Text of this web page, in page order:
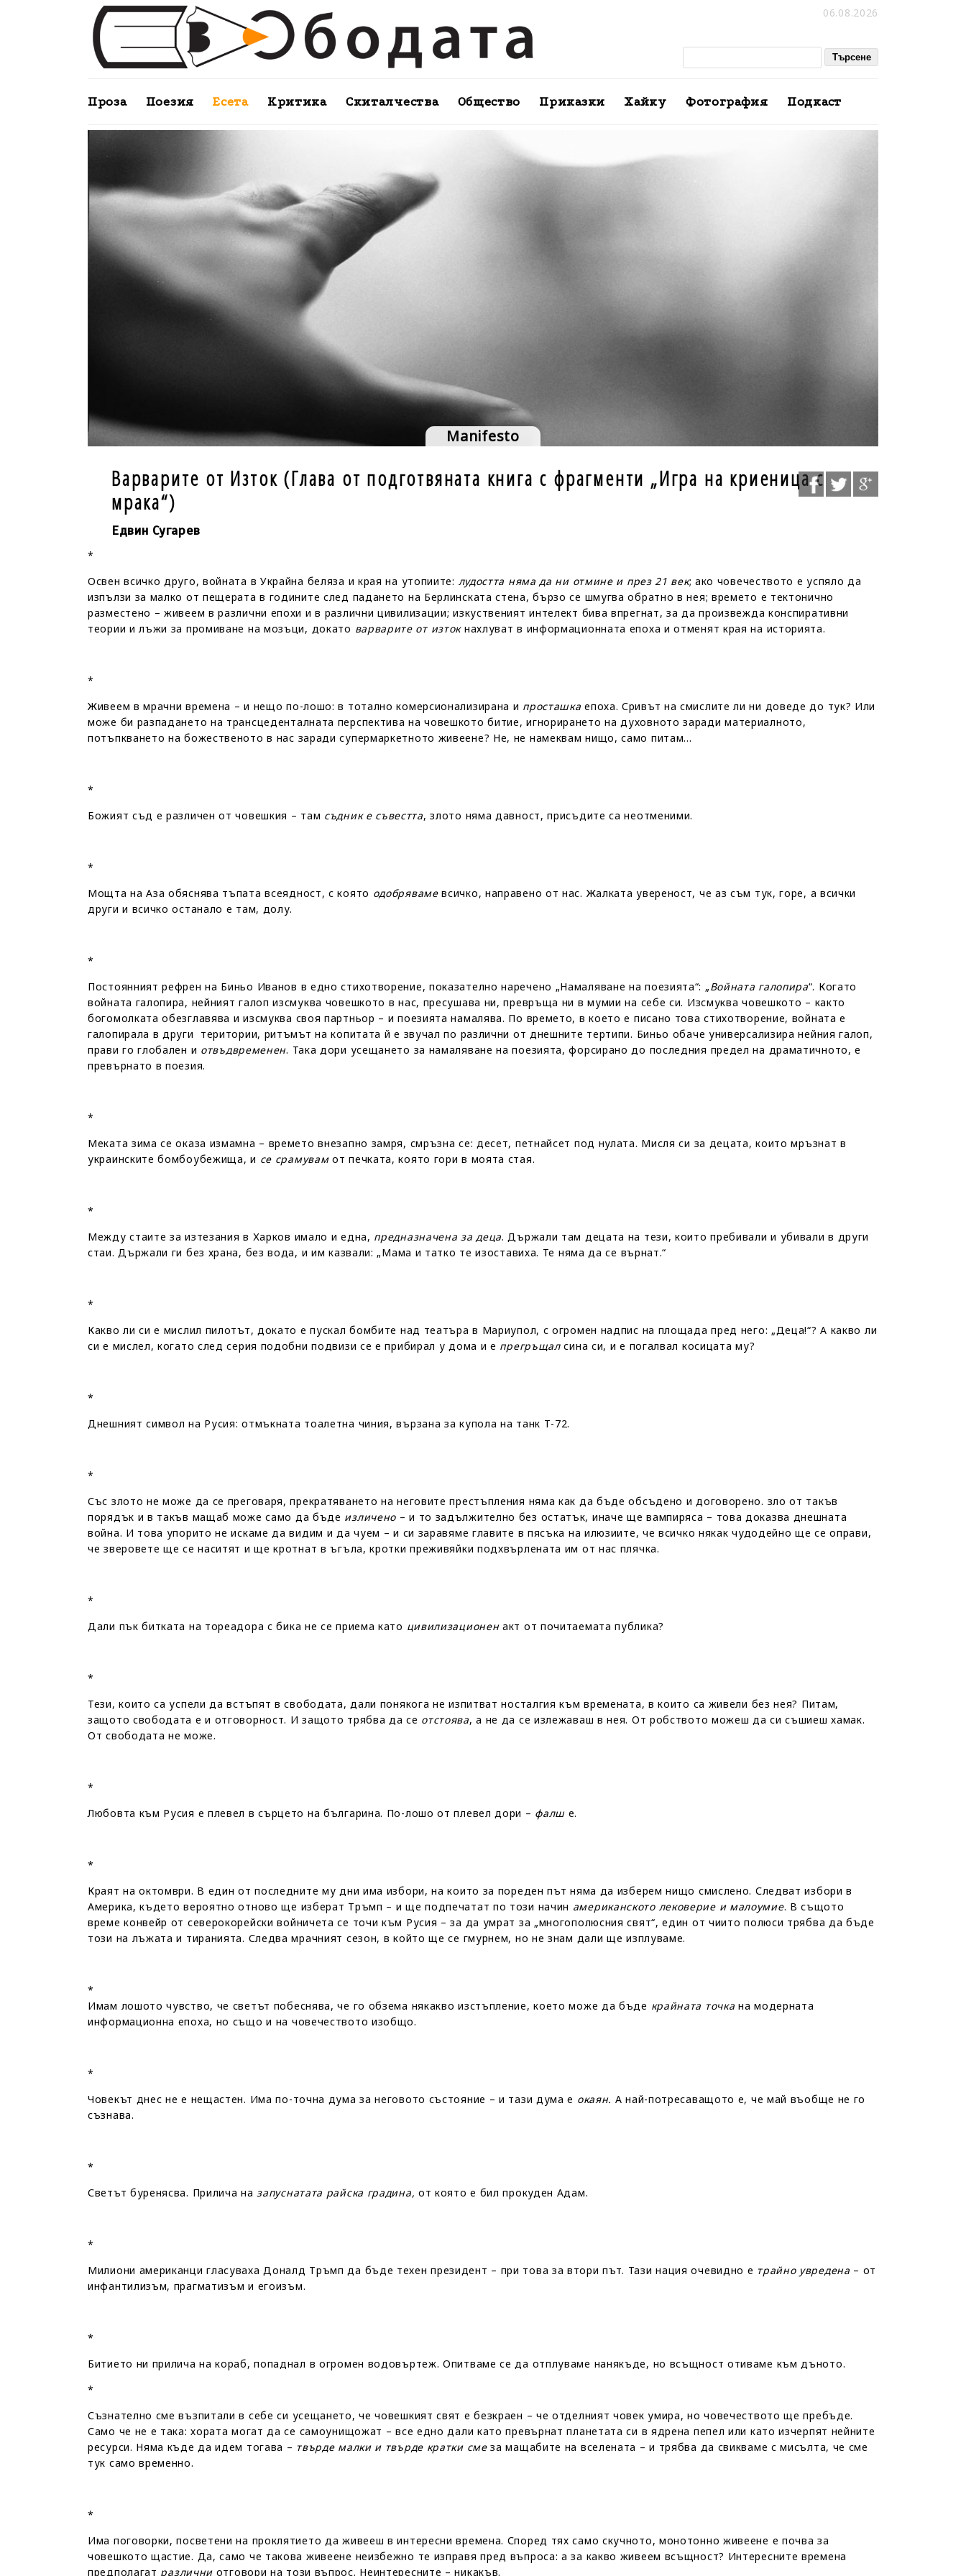
06.08.2026
Проза Поезия Есета Критика Скиталчества Общество Приказки Хайку Фотография Подкаст
Manifesto
Варварите от Изток (Глава от подготвяната книга с фрагменти „Игра на криеница с
мрака“)
Едвин Сугарев
*
Освен всичко друго, войната в Украйна беляза и края на утопиите: лудостта няма да ни отмине и през 21 век; ако човечеството е успяло да
изпълзи за малко от пещерата в годините след падането на Берлинската стена, бързо се шмугва обратно в нея; времето е тектонично
разместено – живеем в различни епохи и в различни цивилизации; изкуственият интелект бива впрегнат, за да произвежда конспиративни
теории и лъжи за промиване на мозъци, докато варварите от изтокнахлуват в информационната епоха и отменят края на историята.
*
Живеем в мрачни времена – и нещо по-лошо: в тотално комерсионализирана и просташкаепоха. Сривът на смислите ли ни доведе до тук? Или
може би разпадането на трансцеденталната перспектива на човешкото битие, игнорирането на духовното заради материалното,
потъпкването на божественото в нас заради супермаркетното живеене? Не, не намеквам нищо, само питам…
*
Божият съд е различен от човешкия – там съдник е съвестта, злото няма давност, присъдите са неотменими.
*
Мощта на Аза обяснява тъпата всеядност, с която одобрявамевсичко, направено от нас. Жалката увереност, че аз съм тук, горе, а всички
други и всичко останало е там, долу.
*
Постоянният рефрен на Биньо Иванов в едно стихотворение, показателно наречено „Намаляване на поезията“: „Войната галопира“. Когато
войната галопира, нейният галоп изсмуква човешкото в нас, пресушава ни, превръща ни в мумии на себе си. Изсмуква човешкото – както
богомолката обезглавява и изсмуква своя партньор – и поезията намалява. По времето, в което е писано това стихотворение, войната е
галопирала в други територии, ритъмът на копитата й е звучал по различни от днешните тертипи. Биньо обаче универсализира нейния галоп,
прави го глобален и отвъдвременен. Така дори усещането за намаляване на поезията, форсирано до последния предел на драматичното, е
превърнато в поезия.
*
Меката зима се оказа измамна – времето внезапно замря, смръзна се: десет, петнайсет под нулата. Мисля си за децата, които мръзнат в
украинските бомбоубежища, и се срамувамот печката, която гори в моята стая.
*
Между стаите за изтезания в Харков имало и една, предназначена за деца. Държали там децата на тези, които пребивали и убивали в други
стаи. Държали ги без храна, без вода, и им казвали: „Мама и татко те изоставиха. Те няма да се върнат.“
*
Какво ли си е мислил пилотът, докато е пускал бомбите над театъра в Мариупол, с огромен надпис на площада пред него: „Деца!“? А какво ли
си е мислел, когато след серия подобни подвизи се е прибирал у дома и е прегръщалсина си, и е погалвал косицата му?
*
Днешният символ на Русия: отмъкната тоалетна чиния, вързана за купола на танк Т-72.
*
Със злото не може да се преговаря, прекратяването на неговите престъпления няма как да бъде обсъдено и договорено. зло от такъв
порядък и в такъв мащаб може само да бъде изличено – и то задължително без остатък, иначе ще вампиряса – това доказва днешната
война. И това упорито не искаме да видим и да чуем – и си заравяме главите в пясъка на илюзиите, че всичко някак чудодейно ще се оправи,
че зверовете ще се наситят и ще кротнат в ъгъла, кротки преживяйки подхвърлената им от нас плячка.
*
Дали пък битката на тореадора с бика не се приема като цивилизационенакт от почитаемата публика?
*
Тези, които са успели да встъпят в свободата, дали понякога не изпитват носталгия към времената, в които са живели без нея? Питам,
защото свободата е и отговорност. И защото трябва да се отстоява, а не да се излежаваш в нея. От робството можеш да си съшиеш хамак.
От свободата не може.
*
Любовта към Русия е плевел в сърцето на българина. По-лошо от плевел дори – фалш е.
*
Краят на октомври. В един от последните му дни има избори, на които за пореден път няма да изберем нищо смислено. Следват избори в
Америка, където вероятно отново ще изберат Тръмп – и ще подпечатат по този начин американското лековерие и малоумие. В същото
време конвейр от северокорейски войничета се точи към Русия – за да умрат за „многополюсния свят“, един от чиито полюси трябва да бъде
този на лъжата и тиранията. Следва мрачният сезон, в който ще се гмурнем, но не знам дали ще изплуваме.
*
Имам лошото чувство, че светът побеснява, че го обзема някакво изстъпление, което може да бъде крайната точка на модерната
информационна епоха, но също и на човечеството изобщо.
*
Човекът днес не е нещастен. Има по-точна дума за неговото състояние – и тази дума е окаян. А най-потресаващото е, че май въобще не го
съзнава.
*
Светът буренясва. Прилича назапуснатата райска градина, от която е бил прокуден Адам.
*
Милиони американци гласуваха Доналд Тръмп да бъде техен президент – при това за втори път. Тази нация очевидно е трайно увредена – от
инфантилизъм, прагматизъм и егоизъм.
*
Битието ни прилича на кораб, попаднал в огромен водовъртеж. Опитваме се да отплуваме нанякъде, но всъщност отиваме към дъното.
*
Съзнателно сме възпитали в себе си усещането, че човешкият свят е безкраен – че отделният човек умира, но човечеството ще пребъде.
Само че не е така: хората могат да се самоунищожат – все едно дали като превърнат планетата си в ядрена пепел или като изчерпят нейните
ресурси. Няма къде да идем тогава – твърде малки и твърде кратки смеза мащабите на вселената – и трябва да свикваме с мисълта, че сме
тук само временно.
*
Има поговорки, посветени на проклятието да живееш в интересни времена. Според тях само скучното, монотонно живеене е почва за
човешкото щастие. Да, само че такова живеене неизбежно те изправя пред въпроса: а за какво живеем всъщност? Интересните времена
предполагат различни отговори на този въпрос. Неинтересните – никакъв.